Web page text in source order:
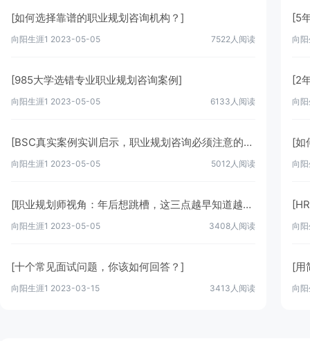
[如何选择靠谱的职业规划咨询机构？]
向阳生涯1 2023-05-05 7522人阅读
[985大学选错专业职业规划咨询案例]
向阳生涯1 2023-05-05 6133人阅读
[BSC真实案例实训启示，职业规划咨询必须注意的8大要点！]
向阳生涯1 2023-05-05 5012人阅读
[职业规划师视角：年后想跳槽，这三点越早知道越好]
向阳生涯1 2023-05-05 3408人阅读
[​十个常见面试问题，你该如何回答？]
向阳生涯1 2023-03-15 3413人阅读
向
[2
向
向
向
[用
向